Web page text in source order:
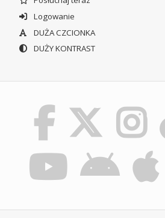
Logowanie
DUŻA CZCIONKA
DUŻY KONTRAST